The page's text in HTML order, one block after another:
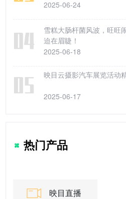
2025-06-24
雪糕大肠杆菌风波，旺旺
迫在眉睫！
2025-06-18
映目云摄影汽车展览活动
2025-06-17
热门产品
映目直播